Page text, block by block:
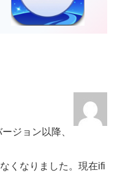
ジョン以降、
くなりました。現在ifi